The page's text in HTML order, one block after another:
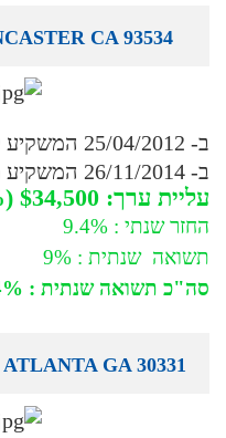
CA 93534
ב- 25/04/2012 המשקיע קנה ב-$135,000
ב- 26/11/2014 המשקיע מכר ב- $169,500
עליית ערך: $34,500 (25.5%)
החזר שנתי : 9.4%
תשואה שנתית : 9%
סה"כ תשואה שנתית : 18.4%
GA 30331